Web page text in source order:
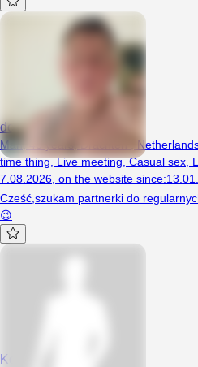
dominikpct1978
Man, 48 years, Drachten ,
time thing,Live meeting,Casual sex,
7.08.2026, on the website since:
Cześć,szukam partnerki do
😉
Kolega1989